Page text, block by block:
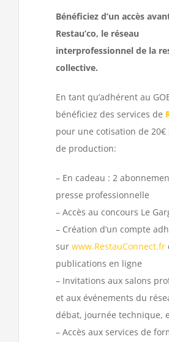
Bénéficiez d’un accès
Restau’co, le réseau
interprofessionnel de la
collective.
En tant qu’adhérent au
bénéficiez des services de
pour une cotisation de
de production:
– En cadeau : 2
presse professionnelle
– Accès au concours Le
– Création d’un compte
sur www.RestauConnect.fr
publications en ligne
– Invitations aux salons
et aux événements du
débat, journée technique,
– Accès aux services de